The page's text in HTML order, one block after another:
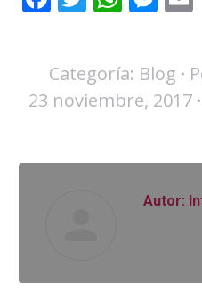
Categoría: Blog
23 noviembre, 2017
Autor: